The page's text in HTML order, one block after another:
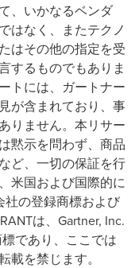
、いかなるベンダ
はなく、またテクノ
はその他の指定を受
するものでもありま
トには、ガートナー
が含まれており、事
りません。本リサー
黙示を問わず、商品
ど、一切の保証を行
米国および国際的に
社の登録商標および
は、Gartner, Inc.
であり、ここでは
載を禁じます。